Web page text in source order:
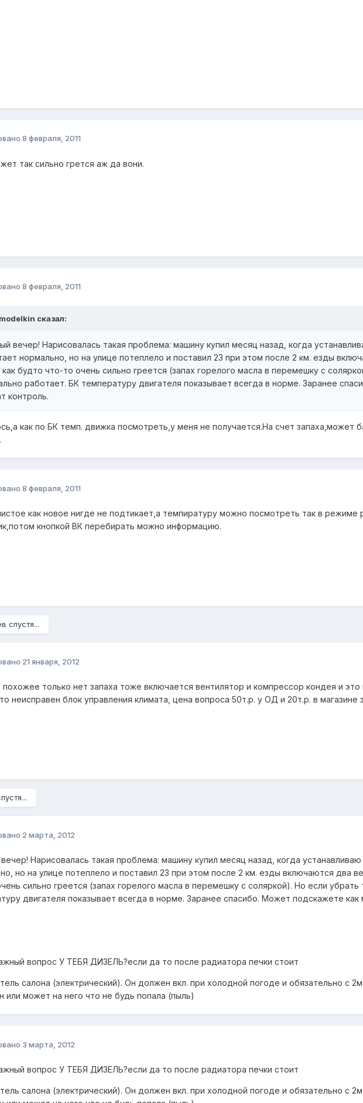
8 февраля, 2011
так сильно грется аж да вони.
8 февраля, 2011
сказал:
вечер! Нарисовалась такая проблема: машину купил месяц назад, когда
нормально, но на улице потеплело и поставил 23 при этом после 2 км. езды
как будто что-то очень сильно греется (запах горелого масла в перемешку с
работает. БК температуру двигателя показывает всегда в норме. Заранее
контроль.
как по БК темп. движка посмотреть,у меня не получается.На счет запаха,может
8 февраля, 2011
как новое нигде не подтикает,а темпиратуру можно посмотреть так в режиме
кнопкой ВК перебирать можно информацию.
спустя...
21 января, 2012
только нет запаха тоже включается вентилятор и компрессор кондея и
неисправен блок управления климата, цена вопроса 50т.р. у ОД и 20т.р. в магазине
2 марта, 2012
Нарисовалась такая проблема: машину купил месяц назад, когда
но на улице потеплело и поставил 23 при этом после 2 км. езды включаются два
сильно греется (запах горелого масла в перемешку с соляркой). Но если
двигателя показывает всегда в норме. Заранее спасибо. Может подскажете
вопрос У ТЕБЯ ДИЗЕЛЬ?если да то после радиатора печки стоит
салона (электрический). Он должен вкл. при холодной погоде и обязательно с
или может на него что не будь попала (пыль)
3 марта, 2012
вопрос У ТЕБЯ ДИЗЕЛЬ?если да то после радиатора печки стоит
салона (электрический). Он должен вкл. при холодной погоде и обязательно с